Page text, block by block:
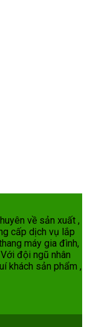
về sản xuất ,
cấp dịch vụ lắp
máy gia đình,
đội ngũ nhân
khách sản phẩm ,